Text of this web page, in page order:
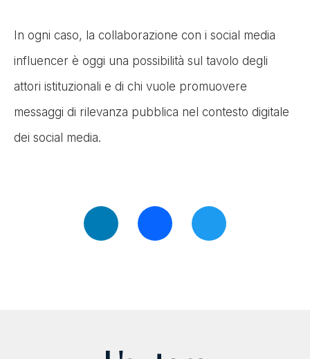
In ogni caso, la collaborazione con i social media
influencer è oggi una possibilità sul tavolo degli
attori istituzionali e di chi vuole promuovere
messaggi di rilevanza pubblica nel contesto digitale
dei social media.